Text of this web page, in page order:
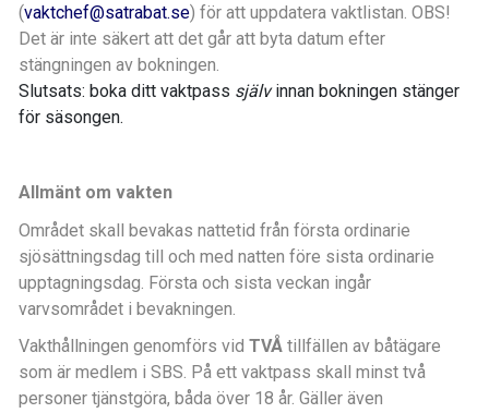
(vaktchef@satrabat.se) för att uppdatera vaktlistan. OBS!
Det är inte säkert att det går att byta datum efter
stängningen av bokningen.
Slutsats: boka ditt vaktpass självinnan bokningen stänger
för säsongen.
Allmänt om vakten
Området skall bevakas nattetid från första ordinarie
sjösättningsdag till och med natten före sista ordinarie
upptagningsdag. Första och sista veckan ingår
varvsområdet i bevakningen.
Vakthållningen genomförs vid TVÅ tillfällen av båtägare
som är medlem i SBS. På ett vaktpass skall minst två
personer tjänstgöra, båda över 18 år. Gäller även